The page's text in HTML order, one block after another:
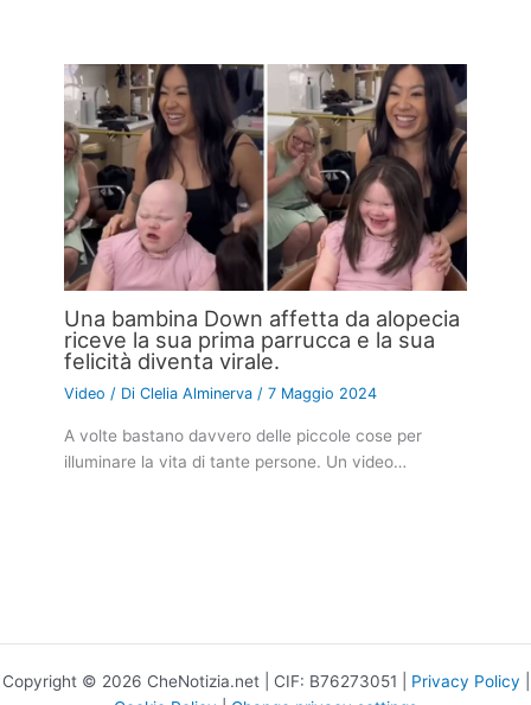
Una bambina Down affetta da alopecia
riceve la sua prima parrucca e la sua
felicità diventa virale.
Video / DiClelia Alminerva/7 Maggio 2024
A volte bastano davvero delle piccole cose per
illuminare la vita di tante persone. Un video…
Copyright © 2026 CheNotizia.net | CIF: B76273051 | Privacy Policy